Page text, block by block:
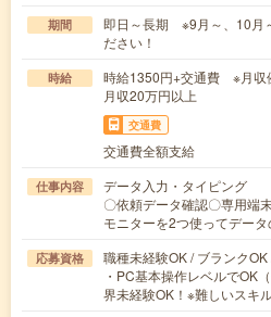
期間
即日～長期 ※9月～、10月
ださい！
時給
時給1350円+交通費 ※月収
月収20万円以上
交通費
交通費全額支給
仕事内容
データ入力・タイピング
〇依頼データ確認〇専用端
モニターを2つ使ってデー
応募資格
職種未経験OK / ブランク
・PC基本操作レベルでOK
界未経験OK！※難しいスキ